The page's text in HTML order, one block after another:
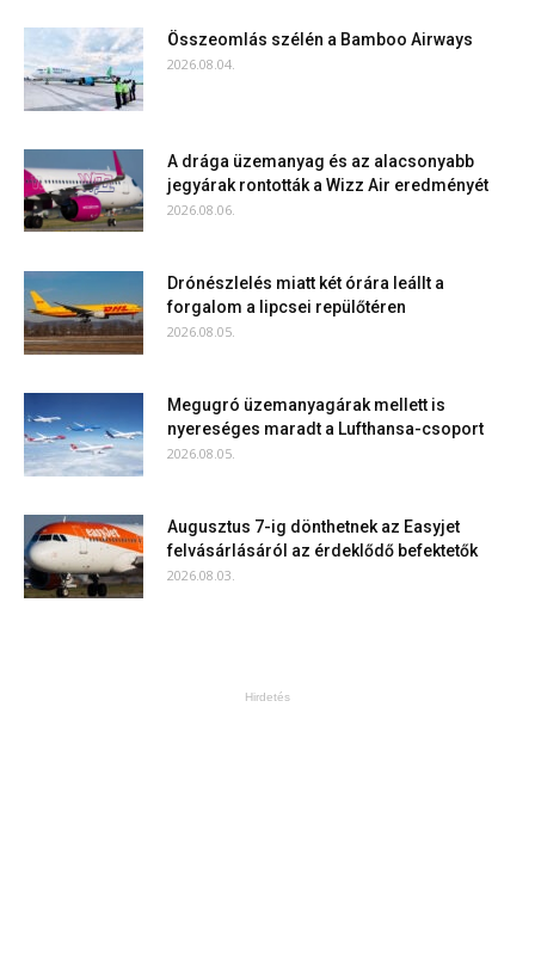
Összeomlás szélén a Bamboo Airways
2026.08.04.
A drága üzemanyag és az alacsonyabb
jegyárak rontották a Wizz Air eredményét
2026.08.06.
Drónészlelés miatt két órára leállt a
forgalom a lipcsei repülőtéren
2026.08.05.
Megugró üzemanyagárak mellett is
nyereséges maradt a Lufthansa-csoport
2026.08.05.
Augusztus 7-ig dönthetnek az Easyjet
felvásárlásáról az érdeklődő befektetők
2026.08.03.
Hirdetés